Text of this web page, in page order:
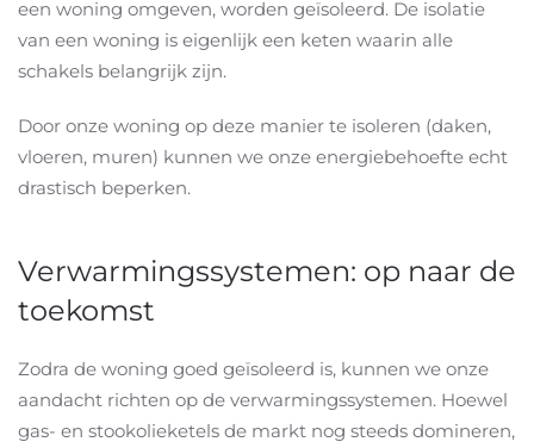
een woning omgeven, worden geïsoleerd. De isolatie
van een woning is eigenlijk een keten waarin alle
schakels belangrijk zijn.
Door onze woning op deze manier te isoleren (daken,
vloeren, muren) kunnen we onze energiebehoefte echt
drastisch beperken.
Verwarmingssystemen: op naar de
toekomst
Zodra de woning goed geïsoleerd is, kunnen we onze
aandacht richten op de verwarmingssystemen. Hoewel
gas- en stookolieketels de markt nog steeds domineren,